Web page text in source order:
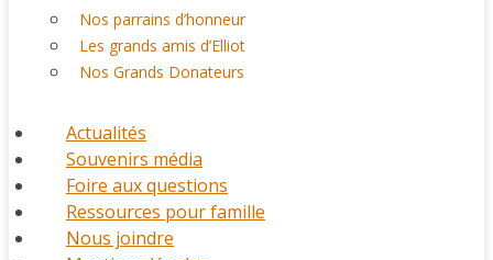
Nos parrains d’honneur
Les grands amis d’Elliot
Nos Grands Donateurs
Actualités
Souvenirs média
Foire aux questions
Ressources pour famille
Nous joindre